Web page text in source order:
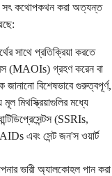
সৎ কথোপকথন করা অত্যন্ত
সাথে প্রতিক্রিয়া করতে
(MAOIs) গ্রহণ করেন বা
বিশেষভাবে গুরুত্বপূর্ণ,
মিথস্ক্রিয়াগুলির মধ্যে
(SSRIs,
এবং সেন্ট জন'স ওয়ার্ট
ভারী অ্যালকোহল পান করা